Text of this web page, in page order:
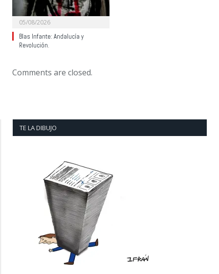
05/08/2026
Blas Infante: Andalucía y
Revolución.
Comments are closed.
TE LA DIBUJO